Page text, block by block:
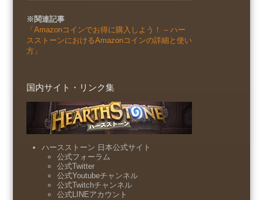
※関連記事
「Amazonコインでお得に購入しよう！ – ハー
スストーンにおけるAmazonコインの詳細と使い
方」
国内サイト・リンク集
ハースストーン 日本公式サイト
公式フォーラム
公式Twitter
公式Youtubeチャンネル
公式Twitchチャンネル
公式LINEアカウント